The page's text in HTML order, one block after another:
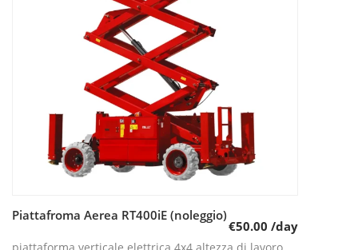
Leggi tutto
Piattafroma Aerea RT400iE (noleggio)
€50.00 /day